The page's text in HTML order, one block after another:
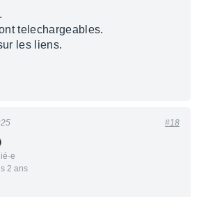
telechargeables.
les liens.
2 ans
#18